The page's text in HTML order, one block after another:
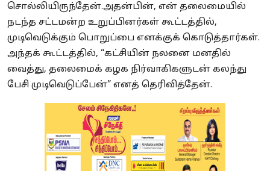
சொல்லியிருந்தேன்.அதன்பின், என் தலைமையில்
நடந்த சட்டமன்ற உறுப்பினர்கள் கூட்டத்தில்,
முடிவெடுக்கும் பொறுப்பை எனக்குக் கொடுத்தார்கள்.
அந்தக் கூட்டத்தில், “கட்சியின் நலனை மனதில்
வைத்து, தலைமைக் கழக நிர்வாகிகளுடன் கலந்து
பேசி முடிவெடுப்பேன்” எனத் தெரிவித்தேன்.